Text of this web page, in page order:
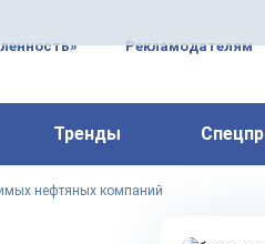
комплексным ремонтом,
которые работают на
Рекламодателям
Тренды
нефтяных компаний